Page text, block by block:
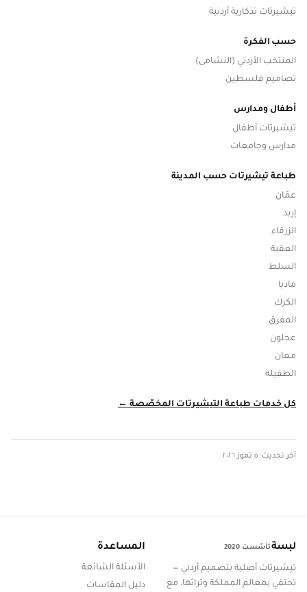
تيشيرتات تذكارية أردنية
حسب الفكرة
المنتخب الأردني (النشامى)
تصاميم فلسطين
أطفال ومدارس
تيشيرتات أطفال
مدارس وجامعات
طباعة تيشيرتات حسب المدينة
عمّان
إربد
الزرقاء
العقبة
السلط
مادبا
الكرك
المفرق
عجلون
معان
الطفيلة
كل خدمات طباعة التيشيرتات المخصّصة ←
آخر تحديث: ٥ تموز ٢٠٢٦
لبسةتأسّست 2020
تيشيرتات أصلية بتصميم أردني —
تحتفي بمعالم المملكة وتراثها، مع
المساعدة
الأسئلة الشائعة
دليل المقاسات